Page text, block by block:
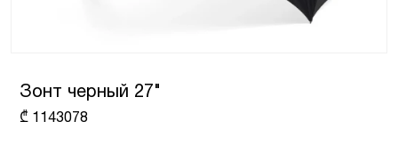
Зонт черный 27"
₾ 1143078